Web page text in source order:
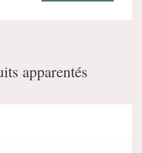
apparentés